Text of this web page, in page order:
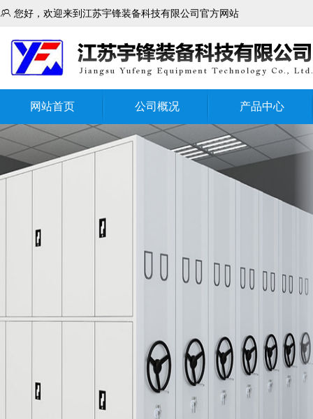
 您好，欢迎来到江苏宇锋装备科技有限公司官方网站
网站首页 公司概况 产品中心